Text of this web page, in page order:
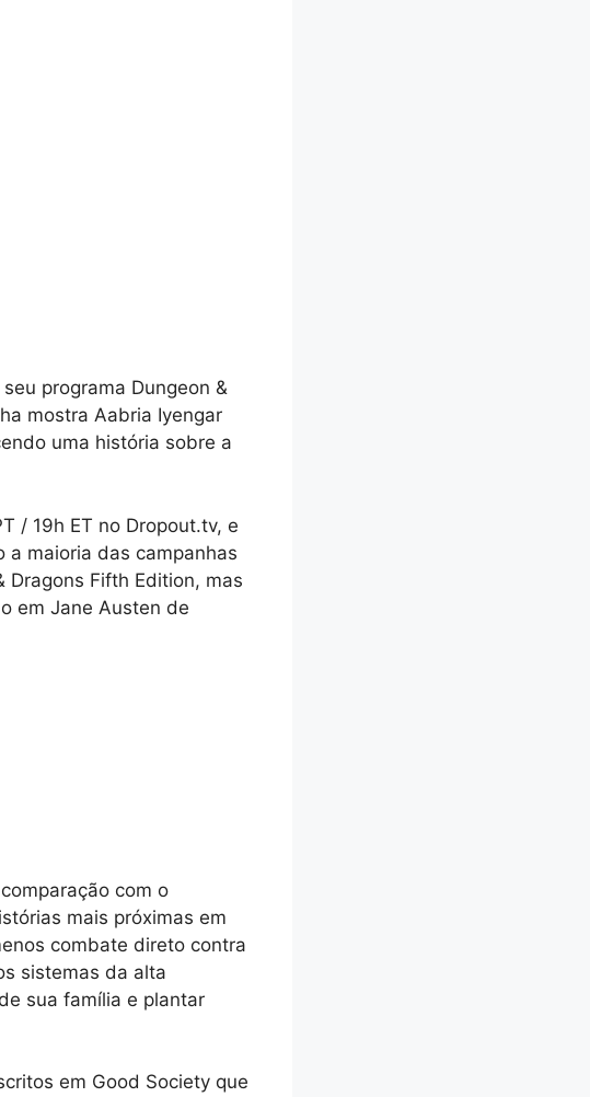
programa Dungeon &
mostra Aabria Iyengar
uma história sobre a
/ 19h ET no Dropout.tv, e
a maioria das campanhas
Dragons Fifth Edition, mas
em Jane Austen de
com o
mais próximas em
combate direto contra
sistemas da alta
sua família e plantar
em Good Society que